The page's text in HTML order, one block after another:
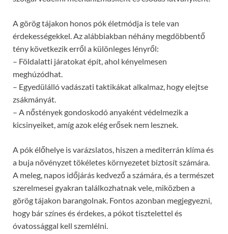
A görög tájakon honos pók életmódja is tele van
érdekességekkel. Az alábbiakban néhány megdöbbentő
tény következik erről a különleges lényről:
– Földalatti járatokat épít, ahol kényelmesen
meghúzódhat.
– Egyedülálló vadászati taktikákat alkalmaz, hogy elejtse
zsákmányát.
– A nőstények gondoskodó anyaként védelmezik a
kicsinyeiket, amíg azok elég erősek nem lesznek.
A pók élőhelye is varázslatos, hiszen a mediterrán klíma és
a buja növényzet tökéletes környezetet biztosít számára.
A meleg, napos időjárás kedvező a számára, és a természet
szerelmesei gyakran találkozhatnak vele, miközben a
görög tájakon barangolnak. Fontos azonban megjegyezni,
hogy bár színes és érdekes, a pókot tisztelettel és
óvatossággal kell szemlélni.